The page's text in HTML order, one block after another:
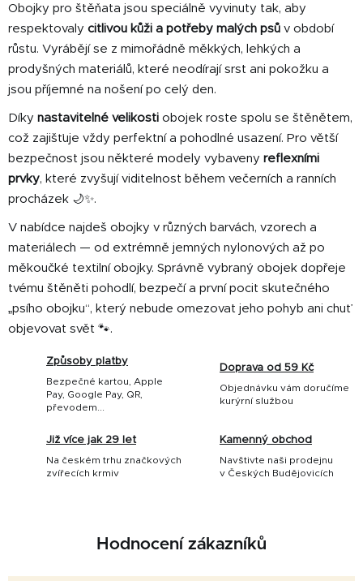
c
í
p
r
v
k
y
v
ý
p
i
u
Obojky pro štěňata jsou speciálně vyvinuty tak, aby
respektovaly citlivou kůži a potřeby malých psů v období
růstu. Vyrábějí se z mimořádně měkkých, lehkých a
prodyšných materiálů, které neodírají srst ani pokožku a
jsou příjemné na nošení po celý den.
Díky nastavitelné velikosti obojek roste spolu se štěnětem,
což zajišťuje vždy perfektní a pohodlné usazení. Pro větší
bezpečnost jsou některé modely vybaveny reflexními
prvky, které zvyšují viditelnost během večerních a ranních
procházek 🌙✨.
V nabídce najdeš obojky v různých barvách, vzorech a
materiálech — od extrémně jemných nylonových až po
měkoučké textilní obojky. Správně vybraný obojek dopřeje
tvému štěněti pohodlí, bezpečí a první pocit skutečného
„psího obojku“, který nebude omezovat jeho pohyb ani chuť
objevovat svět 🐾.
Způsoby platby
Bezpečné kartou, Apple
Pay, Google Pay, QR,
převodem...
Doprava od 59 Kč
Objednávku vám doručíme
kurýrní službou
Již více jak 29 let
Na českém trhu značkových
zvířecích krmiv
Kamenný obchod
Navštivte naši prodejnu
v Českých Budějovicích
Hodnocení zákazníků